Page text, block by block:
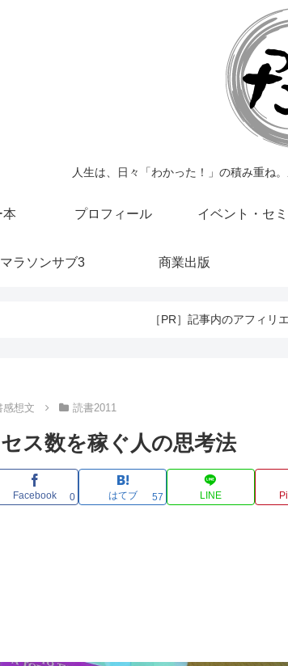
人生は、日々「わかった！」の積み重ね
本 プロフィール イベント・セ
マラソンサブ3 商業出版
［PR］記事内のアフィリ
感想文 読書2011
ス数を稼ぐ人の思考法
Facebook 0 はてブ 57 LINE